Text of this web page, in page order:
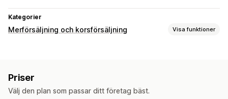
Kategorier
Merförsäljning och korsförsäljning Visa funktioner
Merförsäljning på produktsidan
Progressfält
Merförsäljning på tacksidor
Priser
Välj den plan som passar ditt företag bäst.